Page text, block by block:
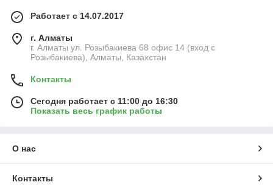
Работает с 14.07.2017
г. Алматы
г. Алматы ул. Розыбакиева 68 офис 14 (вход с
Розыбакиева), Алматы, Казахстан
Контакты
Сегодня работает с 11:00 до 16:30
Показать весь график работы
О нас
Контакты